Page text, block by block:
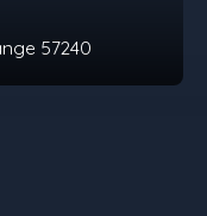
57240